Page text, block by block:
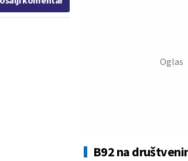
B92 na